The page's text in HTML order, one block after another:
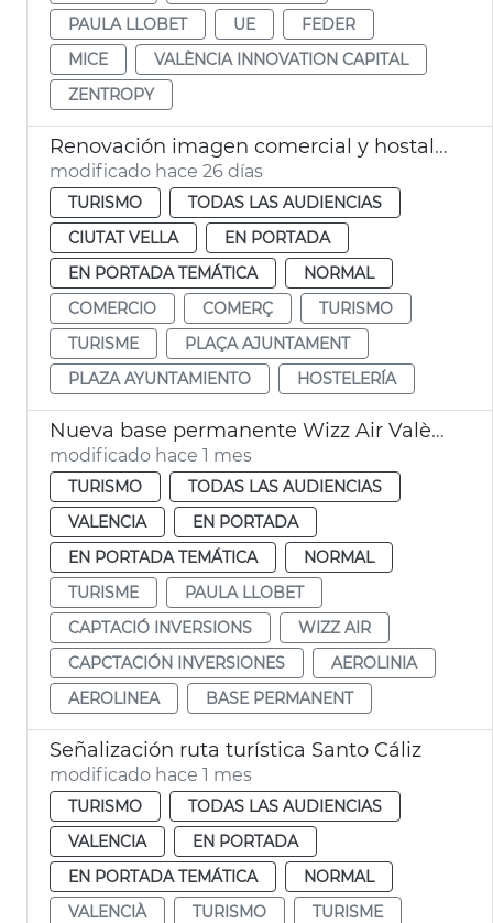
PAULA LLOBET
UE
FEDER
MICE
VALÈNCIA INNOVATION CAPITAL
ZENTROPY
Renovación imagen comercial y hostalera plaza Ayuntamiento
modificado hace 26 días
TURISMO
TODAS LAS AUDIENCIAS
CIUTAT VELLA
EN PORTADA
EN PORTADA TEMÁTICA
NORMAL
COMERCIO
COMERÇ
TURISMO
TURISME
PLAÇA AJUNTAMENT
PLAZA AYUNTAMIENTO
HOSTELERÍA
Nueva base permanente Wizz Air València
modificado hace 1 mes
TURISMO
TODAS LAS AUDIENCIAS
VALENCIA
EN PORTADA
EN PORTADA TEMÁTICA
NORMAL
TURISME
PAULA LLOBET
CAPTACIÓ INVERSIONS
WIZZ AIR
CAPCTACIÓN INVERSIONES
AEROLINIA
AEROLINEA
BASE PERMANENT
Señalización ruta turística Santo Cáliz
modificado hace 1 mes
TURISMO
TODAS LAS AUDIENCIAS
VALENCIA
EN PORTADA
EN PORTADA TEMÁTICA
NORMAL
VALENCIÀ
TURISMO
TURISME